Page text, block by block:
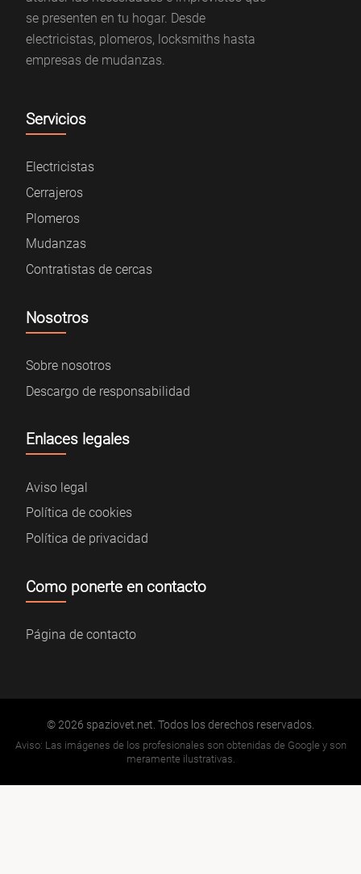
se presenten en tu hogar. Desde
electricistas, plomeros, locksmiths hasta
empresas de mudanzas.
Servicios
Electricistas
Cerrajeros
Plomeros
Mudanzas
Contratistas de cercas
Nosotros
Sobre nosotros
Descargo de responsabilidad
Enlaces legales
Aviso legal
Política de cookies
Política de privacidad
Como ponerte en contacto
Página de contacto
© 2026 spaziovet.net. Todos los derechos reservados.
Aviso: Las imágenes de los profesionales son obtenidas de Google y son
meramente ilustrativas.